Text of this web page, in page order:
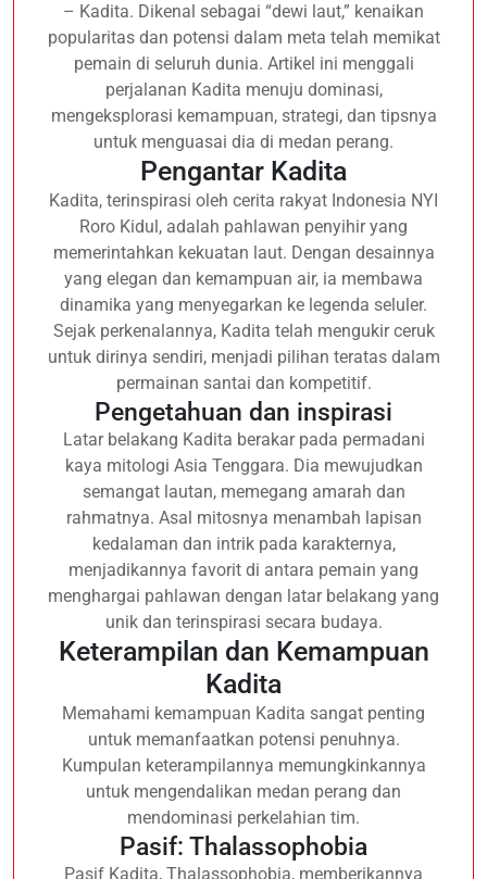
– Kadita. Dikenal sebagai “dewi laut,” kenaikan
popularitas dan potensi dalam meta telah memikat
pemain di seluruh dunia. Artikel ini menggali
perjalanan Kadita menuju dominasi,
mengeksplorasi kemampuan, strategi, dan tipsnya
untuk menguasai dia di medan perang.
Pengantar Kadita
Kadita, terinspirasi oleh cerita rakyat Indonesia NYI
Roro Kidul, adalah pahlawan penyihir yang
memerintahkan kekuatan laut. Dengan desainnya
yang elegan dan kemampuan air, ia membawa
dinamika yang menyegarkan ke legenda seluler.
Sejak perkenalannya, Kadita telah mengukir ceruk
untuk dirinya sendiri, menjadi pilihan teratas dalam
permainan santai dan kompetitif.
Pengetahuan dan inspirasi
Latar belakang Kadita berakar pada permadani
kaya mitologi Asia Tenggara. Dia mewujudkan
semangat lautan, memegang amarah dan
rahmatnya. Asal mitosnya menambah lapisan
kedalaman dan intrik pada karakternya,
menjadikannya favorit di antara pemain yang
menghargai pahlawan dengan latar belakang yang
unik dan terinspirasi secara budaya.
Keterampilan dan Kemampuan
Kadita
Memahami kemampuan Kadita sangat penting
untuk memanfaatkan potensi penuhnya.
Kumpulan keterampilannya memungkinkannya
untuk mengendalikan medan perang dan
mendominasi perkelahian tim.
Pasif: Thalassophobia
Pasif Kadita, Thalassophobia, memberikannya